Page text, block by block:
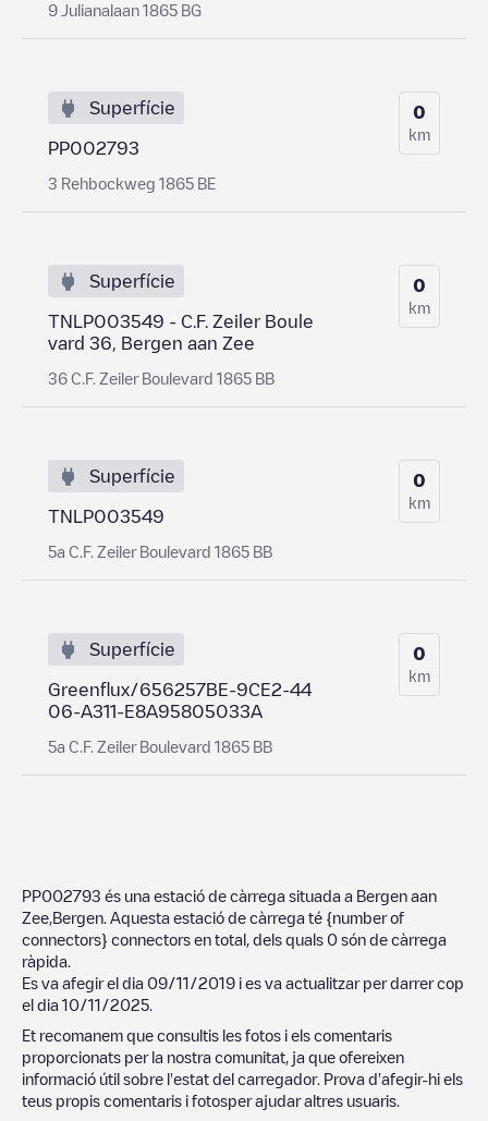
9 Julianalaan 1865 BG
Superfície
PP002793
3 Rehbockweg 1865 BE
0
km
Superfície
TNLP003549 - C.F. Zeiler Boule
vard 36, Bergen aan Zee
36 C.F. Zeiler Boulevard 1865 BB
0
km
Superfície
TNLP003549
5a C.F. Zeiler Boulevard 1865 BB
0
km
Superfície
Greenflux/656257BE-9CE2-44
06-A311-E8A95805033A
5a C.F. Zeiler Boulevard 1865 BB
0
km
PP002793 és una estació de càrrega situada a Bergen aan
Zee Bergen . Aquesta estació de càrrega té {number of
connectors} connectors en total, dels quals 0 són de càrrega
ràpida.
Es va afegir el dia 09/11/2019 i es va actualitzar per darrer cop
el dia 10/11/2025
Et recomanem que consultis les fotos i els comentaris
proporcionats per la nostra comunitat, ja que ofereixen
informació útil sobre l'estat del carregador. Prova d'afegir-hi els
teus propis comentaris i fotosper ajudar altres usuaris.